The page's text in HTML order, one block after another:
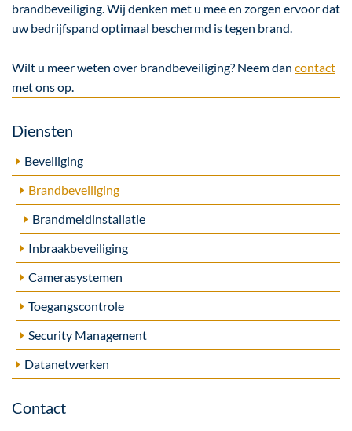
brandbeveiliging. Wij denken met u mee en zorgen ervoor dat
uw bedrijfspand optimaal beschermd is tegen brand.
Wilt u meer weten over brandbeveiliging? Neem dan contact
met ons op.
Diensten
Beveiliging
Brandbeveiliging
Brandmeldinstallatie
Inbraakbeveiliging
Camerasystemen
Toegangscontrole
Security Management
Datanetwerken
Contact